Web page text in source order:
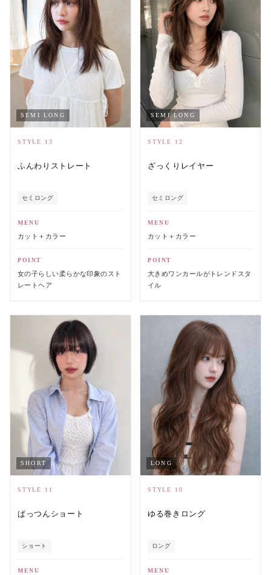
SEMI LONG
STYLE 13
ふんわりストレート
セミロング
MENU
カット＋カラー
POINT
女の子らしい柔らかな印象のスト
レートヘア
SEMI LONG
STYLE 12
ざっくりレイヤー
セミロング
MENU
カット＋カラー
POINT
大きめワンカールがトレンドスタ
イル
SHORT
STYLE 11
ぱっつんショート
ショート
MENU
LONG
STYLE 10
ゆる巻きロング
ロング
MENU